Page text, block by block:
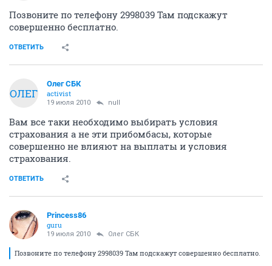
Позвоните по телефону 2998039 Там подскажут
совершенно бесплатно.
ОТВЕТИТЬ
ОЛЕГ
Олег СБК
activist
19 июля 2010 null
Вам все таки необходимо выбирать условия
страхования а не эти прибомбасы, которые
совершенно не влияют на выплаты и условия
страхования.
ОТВЕТИТЬ
Princess86
guru
19 июля 2010 Олег СБК
Позвоните по телефону 2998039 Там подскажут совершенно бесплатно.